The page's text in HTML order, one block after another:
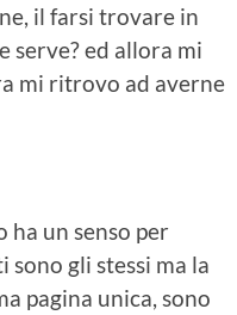
il farsi trovare in
serve? ed allora mi
mi ritrovo ad averne
ha un senso per
gli stessi ma la
pagina unica, sono